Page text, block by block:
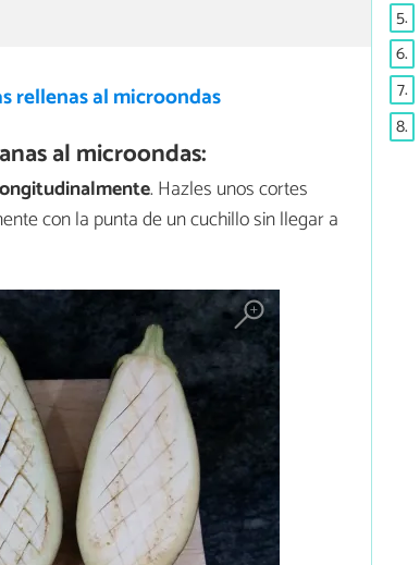
rellenas al microondas
al microondas:
. Hazles unos cortes
con la punta de un cuchillo sin llegar a
5.
6.
7.
8.